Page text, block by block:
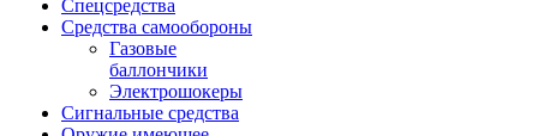
Спецсредства
Средства самообороны
Газовые
баллончики
Электрошокеры
Сигнальные средства